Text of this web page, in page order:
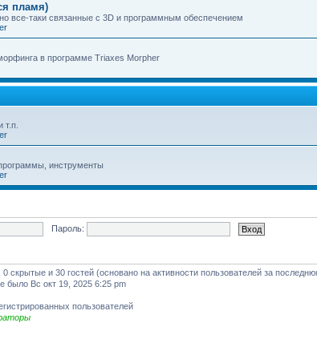
пламя)
все-таки связанные с 3D и программным обеспечением
в программе Triaxes Morpher
т.п.
инструменты
Пароль:
0 скрытые и 30 гостей (основано на активности пользователей за
было Вс окт 19, 2025 6:25 pm
пользователей